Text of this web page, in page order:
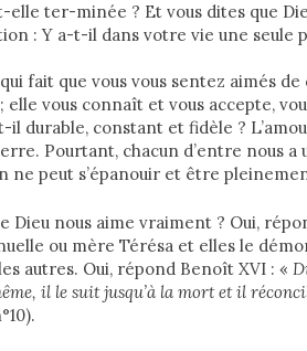
elle ter-minée ? Et vous dites que
: Y a-t-il dans votre vie une seule
qui fait que vous vous sentez aimés
elle vous connaît et vous accepte,
il durable, constant et fidèle ?
Pourtant, chacun d’entre nous a
ne peut s’épanouir et être
Dieu nous aime vraiment ? Oui,
ou mère Térésa et elles le
autres. Oui, répond Benoît XVI : «
il le suit jusqu’à la mort et il